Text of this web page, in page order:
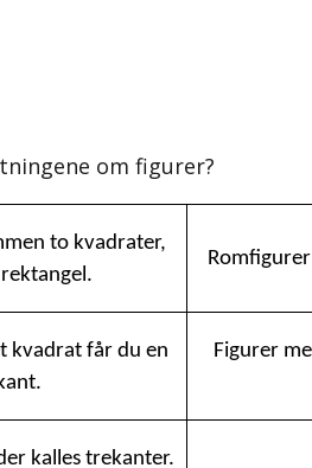
om figurer?
to kvadrater,
kvadrat får du en
Figurer
kalles trekanter.